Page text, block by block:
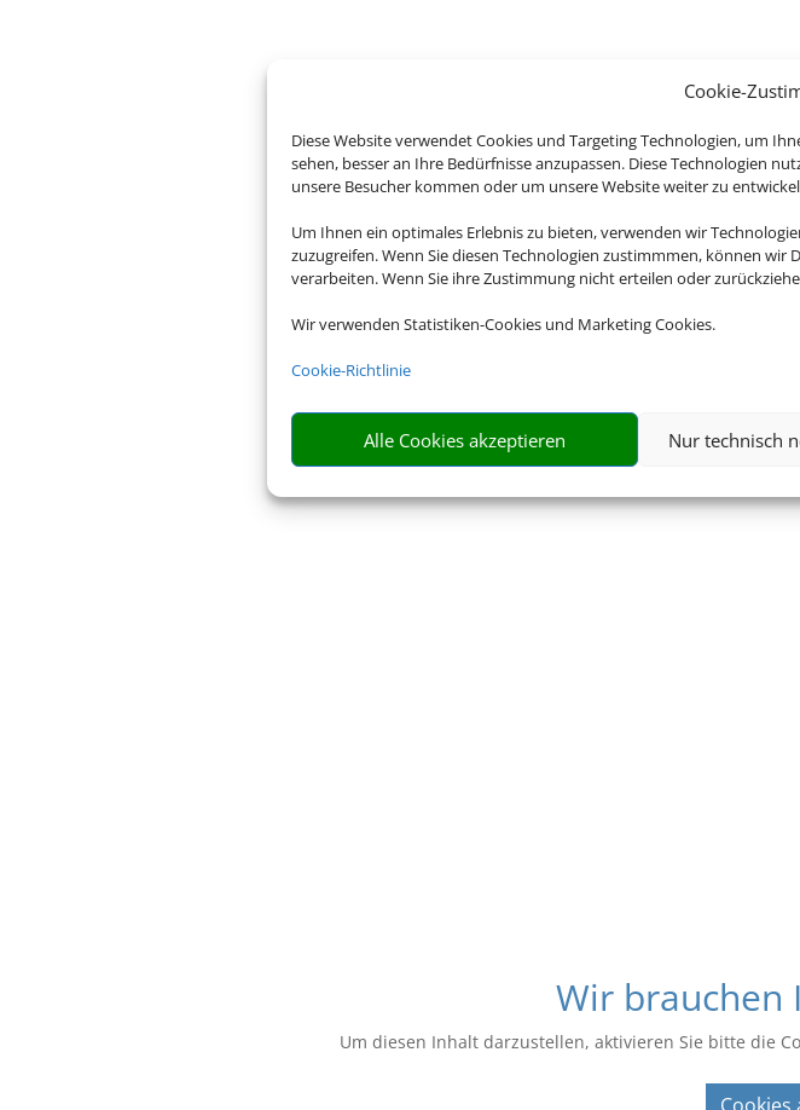
Cookie-
Diese Website verwendet Cookies und Targeting Technologien, um
sehen, besser an Ihre Bedürfnisse anzupassen. Diese Technologien
unsere Besucher kommen oder um unsere Website weiter zu
Um Ihnen ein optimales Erlebnis zu bieten, verwenden wir
zuzugreifen. Wenn Sie diesen Technologien zustimmmen, können
verarbeiten. Wenn Sie ihre Zustimmung nicht erteilen oder
Wir verwenden Statistiken-Cookies und Marketing Cookies.
Cookie-Richtlinie
Alle Cookies akzeptieren Nur technisch
Wir brauchen
Um diesen Inhalt darzustellen, aktivieren Sie bitte die